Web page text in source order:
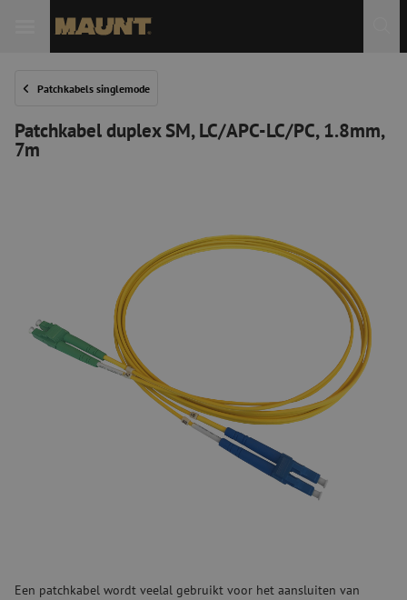
Patchkabels singlemode
Patchkabel duplex SM, LC/APC-LC/PC, 1.8mm,
7m
Een patchkabel wordt veelal gebruikt voor het aansluiten van